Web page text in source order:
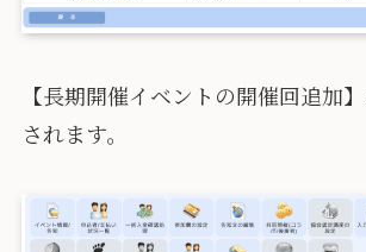
【長期開催イベントの開催回追加
されます。